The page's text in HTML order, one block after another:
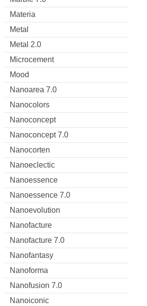
Materia
Metal
Metal 2.0
Microcement
Mood
Nanoarea 7.0
Nanocolors
Nanoconcept
Nanoconcept 7.0
Nanocorten
Nanoeclectic
Nanoessence
Nanoessence 7.0
Nanoevolution
Nanofacture
Nanofacture 7.0
Nanofantasy
Nanoforma
Nanofusion 7.0
Nanoiconic